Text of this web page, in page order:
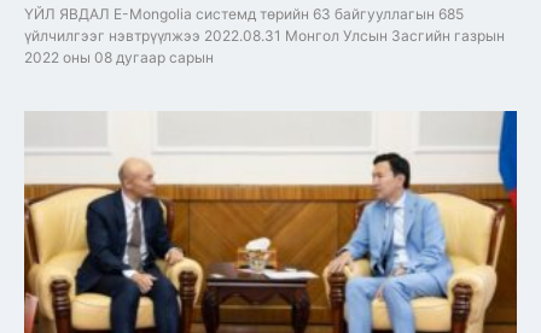
ҮЙЛ ЯВДАЛ E-Mongolia системд төрийн 63 байгууллагын 685
үйлчилгээг нэвтрүүлжээ 2022.08.31 Монгол Улсын Засгийн газрын
2022 оны 08 дугаар сарын